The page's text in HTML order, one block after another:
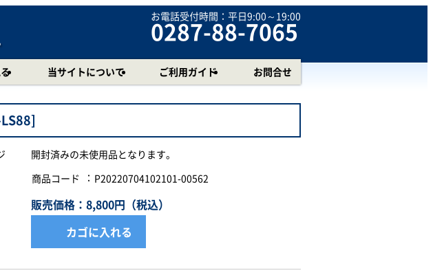
お電話受付時間： 平日9:00～19:00
0287-88-7065
当サイトについて ご利用ガイド お問合せ
開封済みの未使用品となります。
商品コード
P20220704102101-00562
販売価格：8,800円（税込）
カゴに入れる